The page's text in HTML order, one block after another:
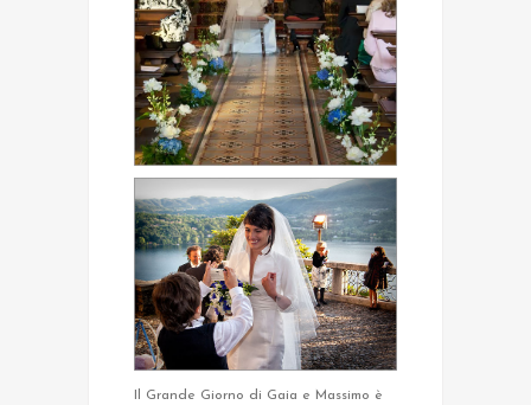
Il Grande Giorno di Gaia e Massimo è